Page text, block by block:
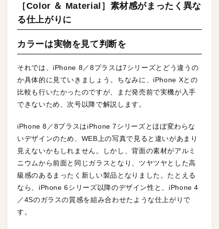
［Color ＆ Material］素材感がまったく異な
る仕上がりに
カラーは実物を見て判断を
それでは、iPhone 8／8プラスは7シリーズとどう違うの
か具体的に見ていきましょう。ちなみに、iPhone Xとの
比較も行いたかったのですが、まだ発売前で実機が入手
できないため、次号以降で解説します。
iPhone 8／8プラスはiPhone 7シリーズとほぼ変わらな
いデザインのため、WEB上の写真で見ると違いがあまり
見えないかもしれません。しかし、背面の素材がアルミ
ニウムから前面と同じガラスとなり、ツヤツヤとした高
級感のあるまったく新しい製品となりました。たとえる
なら、iPhone 6シリーズ以降のデザイン性と、iPhone 4
／4Sのガラスの質感を組み合わせたような仕上がりで
す。